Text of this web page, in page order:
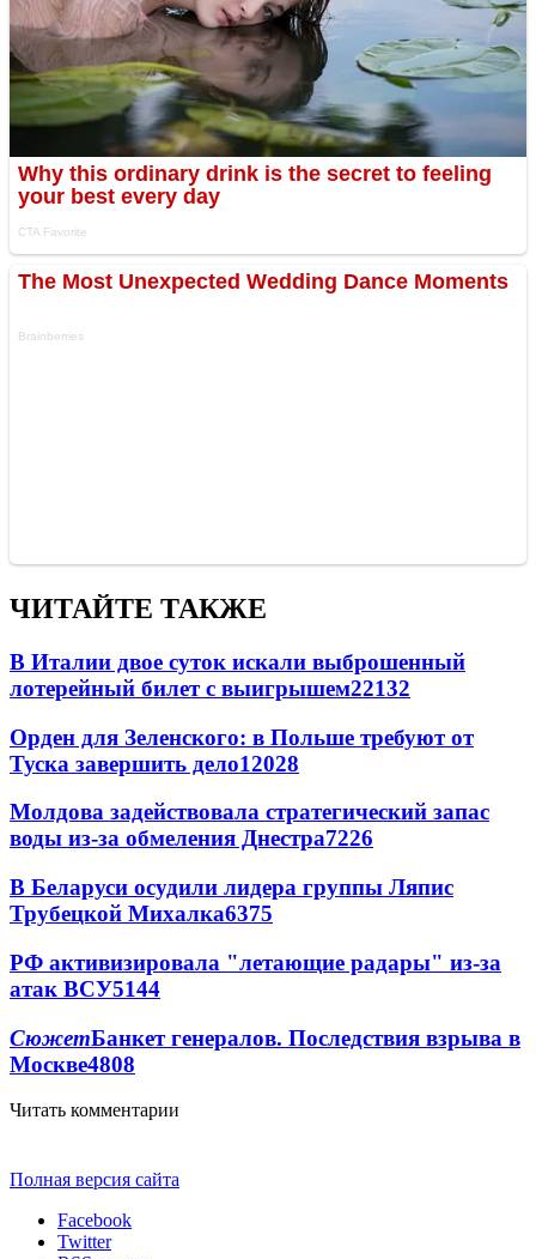
ЧИТАЙТЕ ТАКЖЕ
В Италии двое суток искали выброшенный
лотерейный билет с выигрышем22132
Орден для Зеленского: в Польше требуют от
Туска завершить дело12028
Молдова задействовала стратегический запас
воды из-за обмеления Днестра7226
В Беларуси осудили лидера группы Ляпис
Трубецкой Михалка6375
РФ активизировала "летающие радары" из-за
атак ВСУ5144
СюжетБанкет генералов. Последствия взрыва в
Москве4808
Читать комментарии
Полная версия сайта
Facebook
Twitter